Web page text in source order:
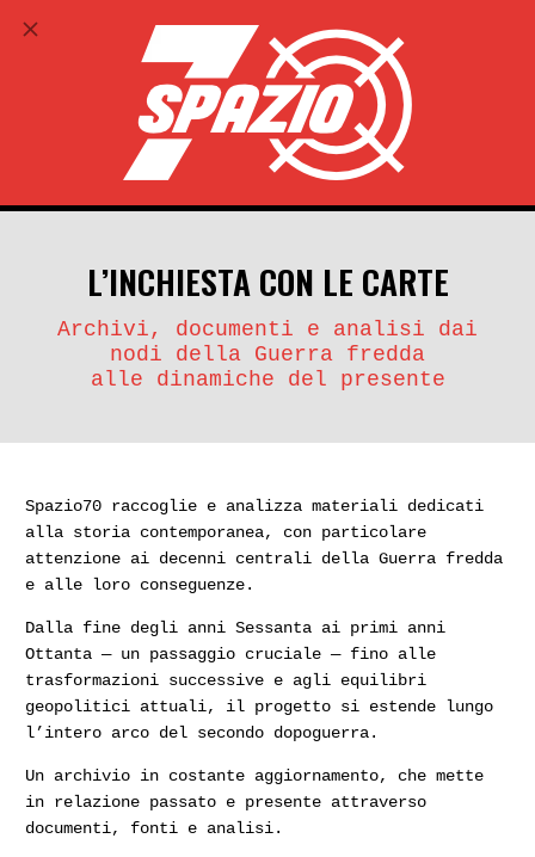
ABBONATI
search account_circle
L’INCHIESTA CON LE CARTE
Archivi, documenti e analisi dai
nodi della Guerra fredda
alle dinamiche del presente
Spazio70 raccoglie e analizza materiali dedicati
alla storia contemporanea, con particolare
attenzione ai decenni centrali della Guerra fredda
e alle loro conseguenze.
Dalla fine degli anni Sessanta ai primi anni
Ottanta — un passaggio cruciale — fino alle
trasformazioni successive e agli equilibri
geopolitici attuali, il progetto si estende lungo
l’intero arco del secondo dopoguerra.
Un archivio in costante aggiornamento, che mette
in relazione passato e presente attraverso
documenti, fonti e analisi.